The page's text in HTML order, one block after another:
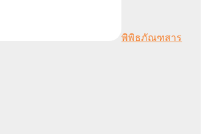
พิพิธภัณฑสาร